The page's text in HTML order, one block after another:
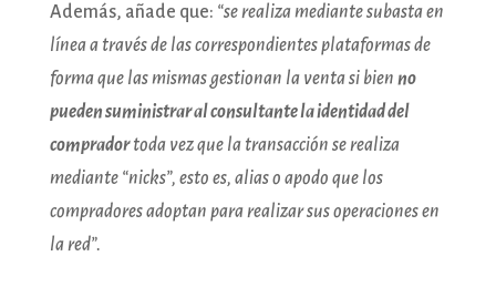
Además, añade que: “se realiza mediante subasta en
línea a través de las correspondientes plataformas de
forma que las mismas gestionan la venta si bien no
pueden suministrar al consultante la identidad del
compradortoda vez que la transacción se realiza
mediante “nicks”, esto es, alias o apodo que los
compradores adoptan para realizar sus operaciones en
la red”.